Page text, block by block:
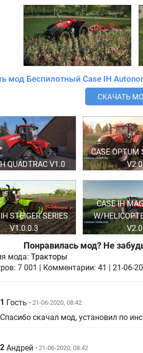
СКАЧАТЬ
QUADTRAC V1.0
CASE OPTUM
V2.0
STEIGER SERIES
V1.0.0.3
CASE IH
W/
V2.0
Понравилась мод? Не
мода: Тракторы
7 001 Комментарии: 41 |21-06-
1 Гость • 21-06-2020, 08:42
Спасибо скачал мод, установил по
2 Андрей • 21-06-2020, 08:42